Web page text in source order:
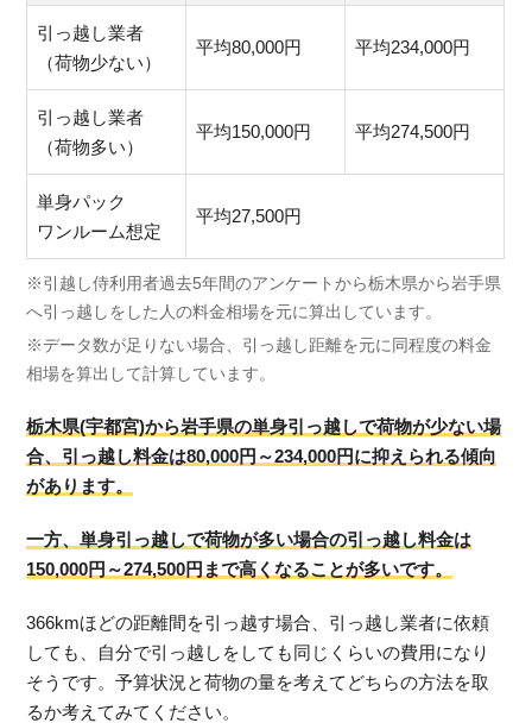
引っ越し業者
（荷物少ない）
平均80,000円 平均234,000円
引っ越し業者
（荷物多い）
平均150,000円 平均274,500円
単身パック
ワンルーム想定
平均27,500円
※引越し侍利用者過去5年間のアンケートから栃木県から岩手県
へ引っ越しをした人の料金相場を元に算出しています。
※データ数が足りない場合、引っ越し距離を元に同程度の料金
相場を算出して計算しています。
栃木県(宇都宮)から岩手県の単身引っ越しで荷物が少ない場
合、引っ越し料金は80,000円～234,000円に抑えられる傾向
があります。
一方、単身引っ越しで荷物が多い場合の引っ越し料金は
150,000円～274,500円まで高くなることが多いです。
366kmほどの距離間を引っ越す場合、引っ越し業者に依頼
しても、自分で引っ越しをしても同じくらいの費用になり
そうです。予算状況と荷物の量を考えてどちらの方法を取
るか考えてみてください。